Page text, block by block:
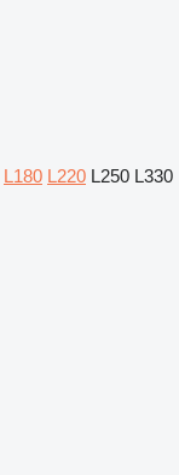
L180 L220 L250 L330